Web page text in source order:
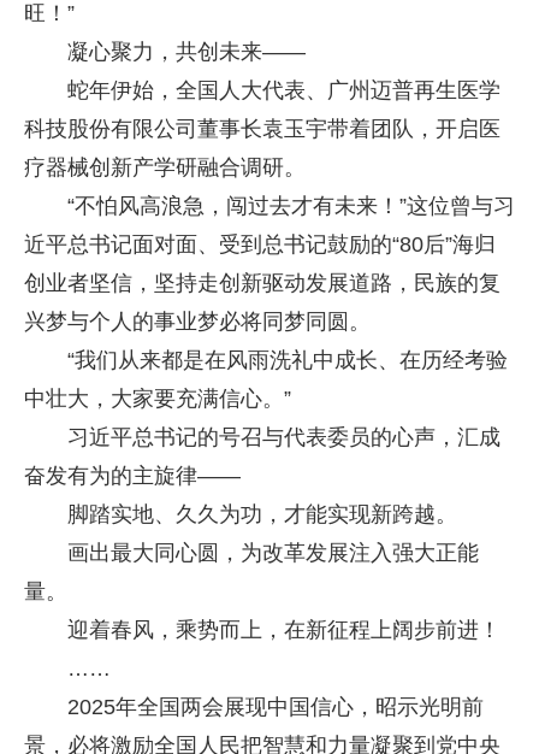
旺！”
凝心聚力，共创未来——
蛇年伊始，全国人大代表、广州迈普再生医学
科技股份有限公司董事长袁玉宇带着团队，开启医
疗器械创新产学研融合调研。
“不怕风高浪急，闯过去才有未来！”这位曾与习
近平总书记面对面、受到总书记鼓励的“80后”海归
创业者坚信，坚持走创新驱动发展道路，民族的复
兴梦与个人的事业梦必将同梦同圆。
“我们从来都是在风雨洗礼中成长、在历经考验
中壮大，大家要充满信心。”
习近平总书记的号召与代表委员的心声，汇成
奋发有为的主旋律——
脚踏实地、久久为功，才能实现新跨越。
画出最大同心圆，为改革发展注入强大正能
量。
迎着春风，乘势而上，在新征程上阔步前进！
……
2025年全国两会展现中国信心，昭示光明前
景，必将激励全国人民把智慧和力量凝聚到党中央